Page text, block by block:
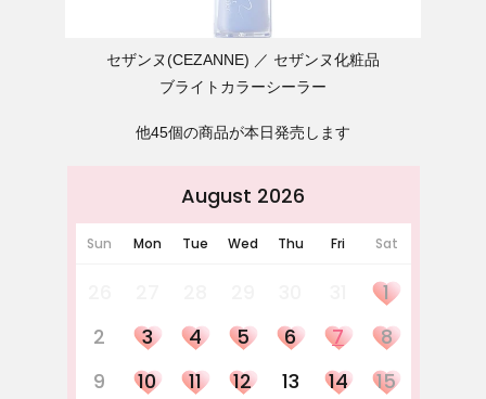
セザンヌ(CEZANNE)
セザンヌ化粧品
ブライトカラーシーラー
他45個の商品が本日発売します
August 2026
Sun Mon Tue Wed Thu Fri Sat
1
2
3 4 5 6 7
8
9
10 11 12 13 14
15